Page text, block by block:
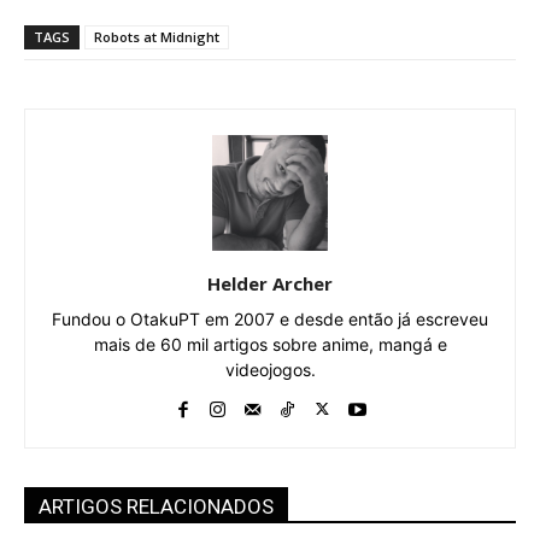
TAGS Robots at Midnight
Helder Archer
Fundou o OtakuPT em 2007 e desde então já escreveu
mais de 60 mil artigos sobre anime, mangá e
videojogos.
ARTIGOS RELACIONADOS